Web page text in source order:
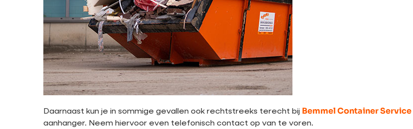
Daarnaast kun je in sommige gevallen ook rechtstreeks terecht bij Bemmel Container Service
aanhanger. Neem hiervoor even telefonisch contact op van te voren.